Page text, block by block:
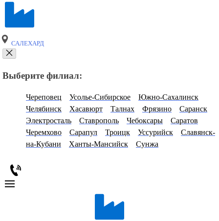
САЛЕХАРД
Выберите филиал:
Череповец Усолье-Сибирское
Южно-Сахалинск
Челябинск
Хасавюрт Талнах Фрязино
Саранск
Электросталь
Ставрополь Чебоксары
Саратов
Черемхово
Сарапул Троицк Уссурийск
Славянск-
на-Кубани
Ханты-Мансийск Сунжа